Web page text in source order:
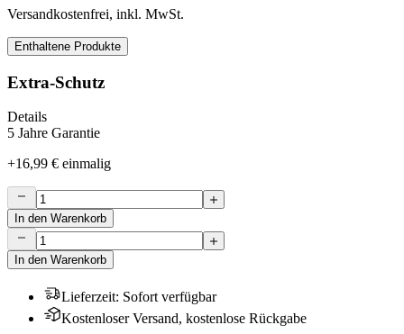
Versandkostenfrei, inkl. MwSt.
Enthaltene Produkte
Extra-Schutz
Details
5 Jahre Garantie
+16,99 € einmalig
In den Warenkorb
In den Warenkorb
Lieferzeit: Sofort verfügbar
Kostenloser Versand, kostenlose Rückgabe